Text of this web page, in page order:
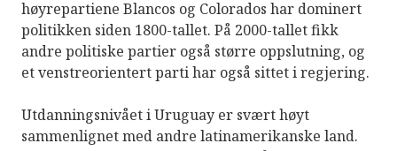
høyrepartiene Blancos og Colorados har dominert
politikken siden 1800-tallet. På 2000-tallet fikk
andre politiske partier også større oppslutning, og
et venstreorientert parti har også sittet i regjering.
Utdanningsnivået i Uruguay er svært høyt
sammenlignet med andre latinamerikanske land.